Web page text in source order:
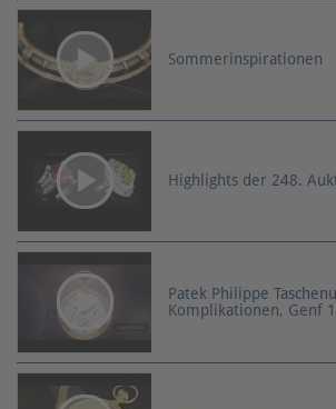
Sommerinspirationen
Highlights der 248.
Patek Philippe
Komplikationen, Genf